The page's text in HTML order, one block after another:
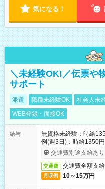
気になる！
＼未経験OK!／伝票や
サポート
派遣 職種未経験OK 社会人未
WEB登録・面接OK
給与
無資格未経験：時給
例(週3日)：時給1350
払い・週払いOK
交通費別途支給あり
交通費 交通費全額支給
月収例 10～15万円